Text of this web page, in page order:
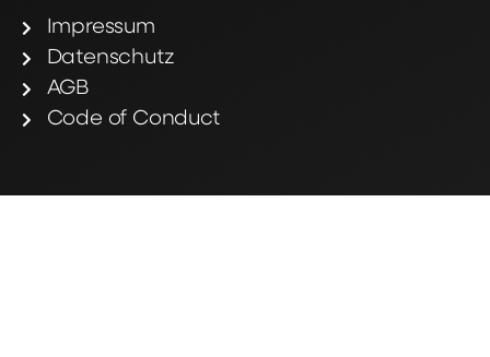
Impressum
Datenschutz
AGB
Code of Conduct